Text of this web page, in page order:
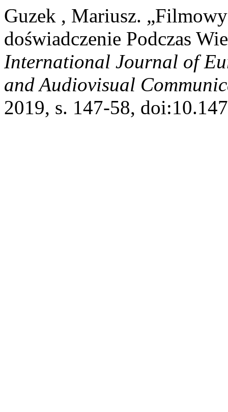
Guzek , Mariusz.
doświadczenie Podczas
International Journal of
and Audiovisual
2019, s. 147-58,